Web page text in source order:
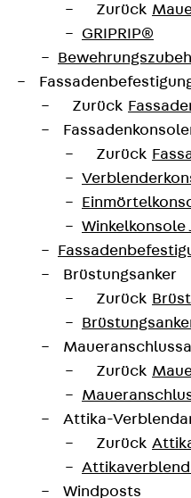
Zurück
GRIPRIP®
Zurück
Zurück
Winkelkonsole
Brüstungsanker
Zurück
Zurück
Attika-
Zurück
Windposts
und aktuellen